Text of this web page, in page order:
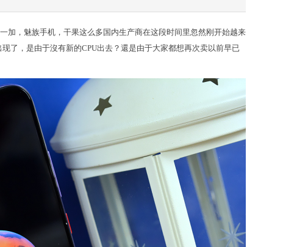
加，魅族手机，干果这么多国内生产商在这段时间里忽然刚开始越来
了，是由于沒有新的CPU出去？還是由于大家都想再次卖以前早已